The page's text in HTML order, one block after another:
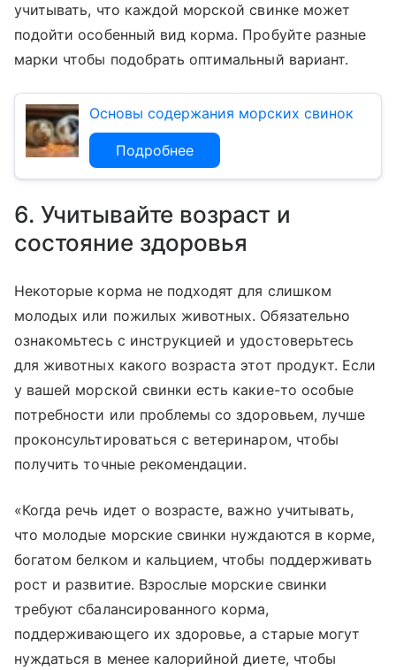
учитывать, что каждой морской свинке может
подойти особенный вид корма. Пробуйте разные
марки чтобы подобрать оптимальный вариант.
Основы содержания морских свинок
Подробнее
6. Учитывайте возраст и
состояние здоровья
Некоторые корма не подходят для слишком
молодых или пожилых животных. Обязательно
ознакомьтесь с инструкцией и удостоверьтесь
для животных какого возраста этот продукт. Если
у вашей морской свинки есть какие-то особые
потребности или проблемы со здоровьем, лучше
проконсультироваться с ветеринаром, чтобы
получить точные рекомендации.
«Когда речь идет о возрасте, важно учитывать,
что молодые морские свинки нуждаются в корме,
богатом белком и кальцием, чтобы поддерживать
рост и развитие. Взрослые морские свинки
требуют сбалансированного корма,
поддерживающего их здоровье, а старые могут
нуждаться в менее калорийной диете, чтобы